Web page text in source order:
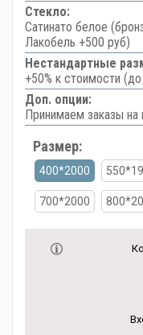
Стекло:
Сатинато белое
Лакобель +500 руб)
Нестандартные
+50% к стоимости
Доп. опции:
Принимаем заказы на
Размер:
400*2000
700*2000